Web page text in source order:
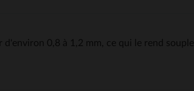
0,8 à 1,2 mm, ce qui le rend souple